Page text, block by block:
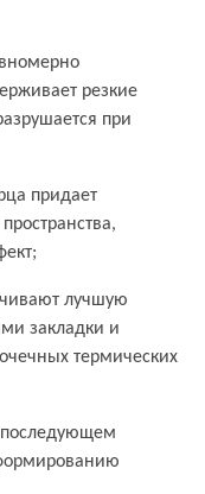
резкие
при
придает
лучшую
закладки и
термических
последующем